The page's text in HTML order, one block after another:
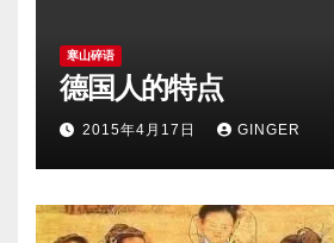
寒山碎语
德国人的特点
2015年4月17日 GINGER